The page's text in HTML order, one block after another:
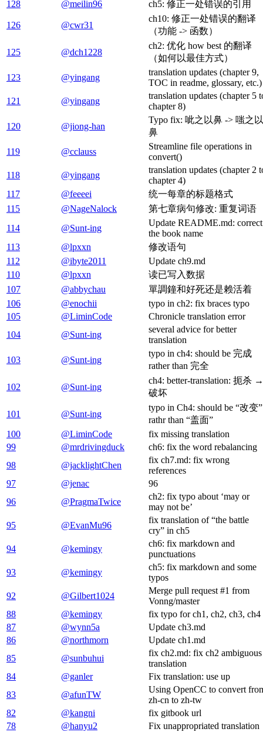
128
@meilin96 ch5: 修正一处错误的引用
126 @cwr31
ch10: 修正一处错误的翻译
（功能 -> 函数）
125 @dch1228
ch2: 优化 how best 的翻译
（如何以最佳方式）
123
@yingang
translation updates (chapter 9,
TOC in readme, glossary, etc.)
121
@yingang
translation updates (chapter 5
chapter 8)
120
@jiong-han
Typo fix: 呲之以鼻 -> 嗤之以
鼻
119
@cclauss
Streamline file operations in
convert()
118
@yingang
translation updates (chapter 2
chapter 4)
117
@feeeei
统一每章的标题格式
115
@NageNalock
第七章病句修改: 重复词语
114
@Sunt-ing
Update README.md: correct
the book name
113
@lpxxn
修改语句
112
@ibyte2011
Update ch9.md
110
@lpxxn
读已写入数据
107
@abbychau
單調鐘和好死还是赖活着
106
@enochii
typo in ch2: fix braces typo
105
@LiminCode
Chronicle translation error
104
@Sunt-ing
several advice for better
translation
103
@Sunt-ing
typo in ch4: should be 完成
rather than 完全
102 @Sunt-ing
ch4: better-translation: 扼杀 →
破坏
101 @Sunt-ing
typo in Ch4: should be “改变”
rathr than “盖面”
100
@LiminCode
fix missing translation
99
@mrdrivingduck
ch6: fix the word rebalancing
98
@jacklightChen
fix ch7.md: fix wrong
references
97
@jenac
96
96
@PragmaTwice
ch2: fix typo about ‘may or
may not be’
95
@EvanMu96
fix translation of “the battle
cry” in ch5
94
@kemingy
ch6: fix markdown and
punctuations
93
@kemingy
ch5: fix markdown and some
typos
92
@Gilbert1024
Merge pull request #1 from
Vonng/master
88
@kemingy
fix typo for ch1, ch2, ch3, ch4
87
@wynn5a
Update ch3.md
86
@northmorn
Update ch1.md
85
@sunbuhui
fix ch2.md: fix ch2 ambiguous
translation
84
@ganler
Fix translation: use up
83
@afunTW
Using OpenCC to convert
zh-cn to zh-tw
82
@kangni
fix gitbook url
78
@hanyu2
Fix unappropriated translation